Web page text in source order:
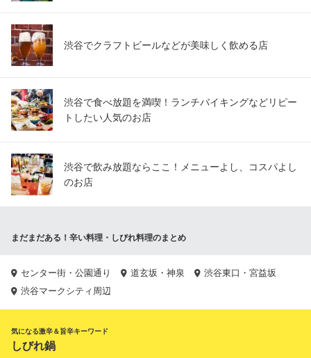
渋谷でクラフトビールなどが美味しく飲める店
渋谷で食べ放題を満喫！ランチバイキングなどリピー
トしたい人気のお店
渋谷で飲み放題ならここ！メニューよし、コスパよし
のお店
まだまだある！辛い料理・しびれ料理のまとめ
センター街・公園通り 道玄坂・神泉
渋谷東口・宮益坂
渋谷マークシティ周辺
気になる激辛＆旨辛キーワード
しびれ鍋